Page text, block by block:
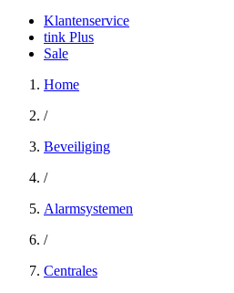
Klantenservice
tink Plus
Sale
Home
/
Beveiliging
/
Alarmsystemen
/
Centrales